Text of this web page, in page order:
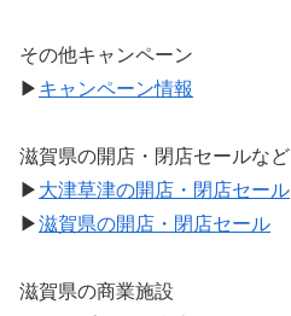
その他キャンペーン
▶ キャンペーン情報
滋賀県の開店・閉店セールなど
▶ 大津草津の開店・閉店セール
▶滋賀県の開店・閉店セール
滋賀県の商業施設